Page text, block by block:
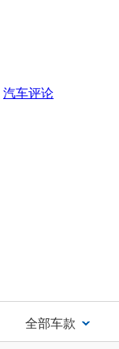
汽车评论
全部车款